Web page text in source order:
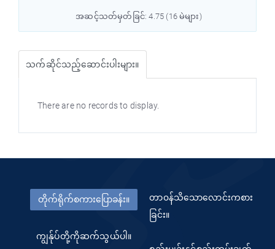
အဆင့်သတ်မှတ်ခြင်: 4.75 (16 မဲများ)
သက်ဆိုင်သည့်ဆောင်းပါးများ။
There are no records to display.
တိုက်ရိုက်စကားပြောခန်း။
ကျွန်ုပ်တို့ကိုဆက်သွယ်ပါ။
တာ၀န်သိသောလောင်းကစား
ခြင်း။